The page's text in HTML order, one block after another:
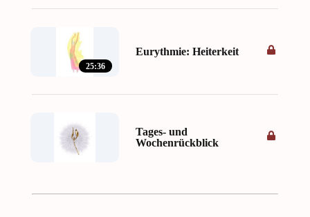
25:36
Eurythmie: Heiterkeit
Tages- und
Wochenrückblick